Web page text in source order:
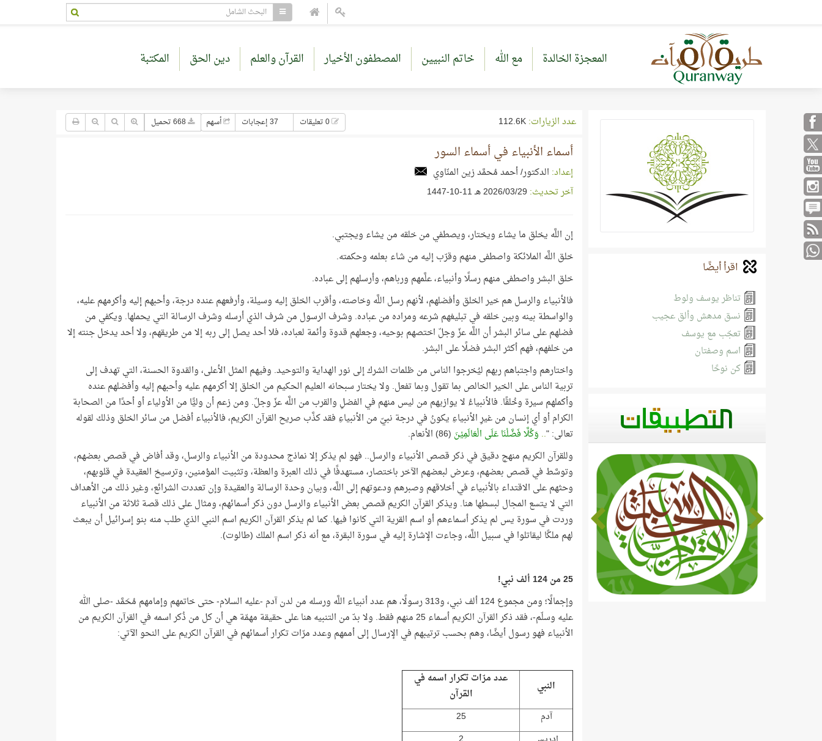
المعجزة الخالدة مع الله خاتم النبيين المصطفون الأخيار القرآن والعلم دين الحق المكتبة
اقرأ أيضًا
تناظر يوسف ولوط
نسق مدهش وألق عجيب
تعجّب مع يوسف
اسم وصفتان
كن نوحًا
عدد الزيارات: 37 إعجابات أسهم
أسماء الأنبياء في أسماء السور
إعداد: الدكتور/ أحمد مُحمَّد زين المنّاوي
آخر تحديث: 29‏/03‏/2026 هـ 11-10-1447
إن اللَّه يخلق ما يشاء ويختار، ويصطفي من خلقه من يشاء ويجتبي.
خلق اللَّه الملائكة واصطفى منهم وقرّب إليه من شاء بعلمه وحكمته.
خلق البشر واصطفى منهم رسلًا وأنبياء، علَّمهم ورباهم، وأرسلهم إلى عباده.
فالأنبياء والرسل هم خير الخلق وأفضلهم، لأنهم رسل اللَّه وخاصته، وأقرب الخلق إليه وسيلة، وأرفعهم عنده درجة، وأحبهم إليه وأكرمهم عليه،
والواسطة بينه وبين خلقه في تبليغهم شرعه ومراده من عباده. وشرف الرسول من شرف الذي أرسله وشرف الرسالة التي يحملها. ويكفي من
فضلهم على سائر البشر أن اللَّه عزّ وجلّ اختصهم بوحيه، وجعلهم قدوة وأئمة لعباده، فلا أحد يصل إلى ربه إلا من طريقهم، ولا أحد يدخل جنته إلا
من خلفهم، فهم أكثر البشر فضلًا على البشر.
واختارهم واجتباهم ربهم ليُخرجوا الناس من ظلمات الشرك إلى نور الهداية والتوحيد. وفيهم المثل الأعلى، والقدوة الحسنة، التي تهدف إلى
تربية الناس على الخير الخالص بما تقول وبما تفعل. ولا يختار سبحانه العليم الحكيم من الخلق إلا أكرمهم عليه وأحبهم إليه وأفضلهم عنده
وأكملهم سيرة وخُلقًا. فالأنبياءُ لا يوازيهم من ليس منهم في الفضلِ والقرب من اللَّه عزّ وجلّ. ومن زعم أن وليًّا من الأولياء أو أحدًا من الصحابة
الكرام أو أي إنسان من غيرِ الأنبياءِ يكونُ في درجة نبيّ من الأنبياءِ فقد كذَّب صريح القرآن الكريم، فالأنبياء أفضل من سائر الخلق وذلك لقوله
تعالى: ".. وَكُلَّا فَضَّلْنَا عَلَى الْعَالَمِيْنَ (86) الأنعام.
وللقرآن الكريم منهج دقيق في ذكر قصص الأنبياء والرسل.. فهو لم يذكر إلا نماذج محدودة من الأنبياء والرسل، وقد أفاض في قصص بعضهم،
وتوسَّط في قصص بعضهم، وعرض لبعضهم الآخر باختصار، مستهدفًا في ذلك العبرة والعظة، وتثبيت المؤمنين، وترسيخ العقيدة في قلوبهم،
وحثهم على الاقتداء بالأنبياء في أخلاقهم وصبرهم ودعوتهم إلى اللَّه، وبيان وحدة الرسالة والعقيدة وإن تعددت الشرائع، وغير ذلك من الأهداف
التي لا يتسع المجال لبسطها هنا. ويذكر القرآن الكريم قصص بعض الأنبياء والرسل دون ذكر أسمائهم، ومثال على ذلك قصة ثلاثة من الأنبياء
وردت في سورة يس لم يذكر أسماءهم أو اسم القرية التي كانوا فيها. كما لم يذكر القرآن الكريم اسم النبي الذي طلب منه بنو إسرائيل أن يبعث
لهم ملكًا ليقاتلوا في سبيل اللَّه، وجاءت الإشارة إليه في سورة البقرة، مع أنه ذكر اسم الملك (طالوت).
25 من 124 ألف نبي!
وإجمالًا؛ ومن مجموع 124 ألف نبي، و313 رسولًا، هم عدد أنبياء اللَّه ورسله من لدن آدم -عليه السلام- حتى خاتمهم وإمامهم مُحَمَّد -صلى الله
عليه وسلّم-، فقد ذكر القرآن الكريم أسماء 25 منهم فقط. ولا بدّ من التنبيه هنا على حقيقة مهمّة هي أن كل من ذُكر اسمه في القرآن الكريم من
الأنبياء فهو رسول أيضًا، وهم بحسب ترتيبهم في الإرسال إلى أممهم وعدد مرّات تكرار أسمائهم في القرآن الكريم على النحو الآتي:
النبي
عدد مرّات تكرار اسمه في
القرآن
آدم
25